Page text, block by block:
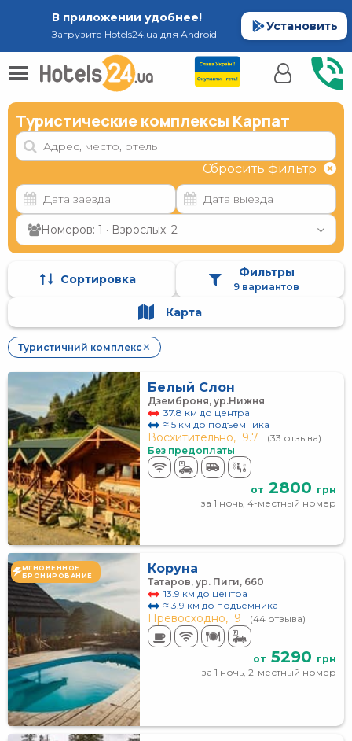
В приложении удобнее!
Загрузите Hotels24.ua для Android
Установить
Туристические комплексы Карпат
Сбросить фильтр
Номеров: 1 · Взрослых: 2
Сортировка Фильтры
9 вариантов
Карта
Туристичний комплекс ✕
Белый Слон
Дземброня, ур.Нижня
37.8 км до центра
≈ 5 км до подъемника
Восхитительно, 9.7
(33 отзыва)
Без предоплаты
от 2800 грн
за 1 ночь, 4-местный номер
МГНОВЕННОЕ
БРОНИРОВАНИЕ
Коруна
Татаров, ур. Пиги, 660
13.9 км до центра
≈ 3.9 км до подъемника
Превосходно, 9 (44 отзыва)
от 5290 грн
за 1 ночь, 2-местный номер